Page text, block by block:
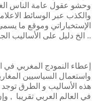
وحشو عقول عامة الناس
والكذب عبر الوسائط
الإستخباراتي وموقع ما
.. الخ دليل على الأساليب
إعطاء النمودج المغربي في
واستعمال السياسيين
هذه الأساليب و الطرق
في العالم العربي تقريبا ,